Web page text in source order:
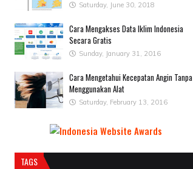
Saturday, June 30, 2018
Cara Mengakses Data Iklim Indonesia
Secara Gratis
Sunday, January 31, 2016
Cara Mengetahui Kecepatan Angin Tanpa
Menggunakan Alat
Saturday, February 13, 2016
TAGS